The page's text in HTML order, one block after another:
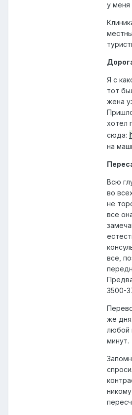
у меня
Я с
тот
жена
хотел
сюда:
на
Всю
во
не
все
все,
3500-
же
любой
минут.